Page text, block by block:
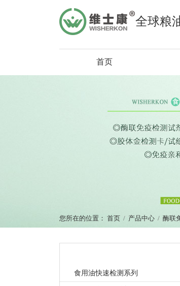
全球粮
首页
您所在的位置： 首页 / 产品中心 / 酶联
食用油快速检测系列